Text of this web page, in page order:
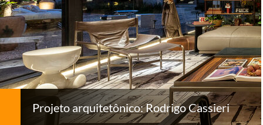
Projeto arquitetônico: Rodrigo Cassieri